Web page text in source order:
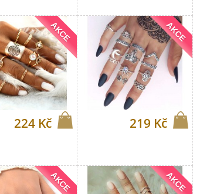
224 Kč
AKCE
219 Kč
AKCE
AKCE AKCE